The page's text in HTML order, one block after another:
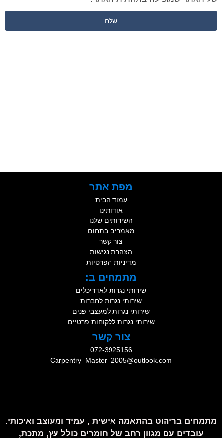
שלח
מפת אתר
עמוד הבית
אודותינו
השירותים שלנו
מאמרים בתחום
צור קשר
הצהרת נגישות
מדיניות הפרטיות
מתמחים ב:
שירותי נגרות לאדריכלים
שירותי נגרות לחברות
שירותי נגרות למעצבי פנים
שירותי נגרות ללקוחות פרטיים
צור קשר
072-3925156
Carpentry_Master_2005@outlook.com
מתמחים בריהוט בהתאמה אישית , עמיד ומעוצב ואיכותי.
עובדים עם מגוון רחב של חומרים כולל עץ, מתכת,